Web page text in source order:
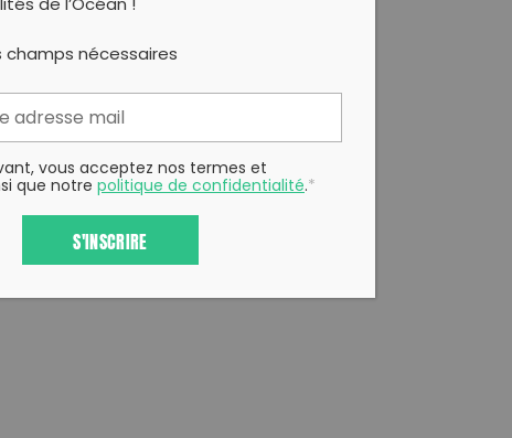
de l’Océan !
champs nécessaires
vous acceptez nos termes et
que notre politique de confidentialité.*
S'INSCRIRE